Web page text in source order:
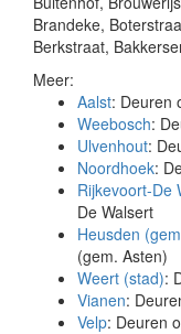
Brandeke,
Berkstraat,
Meer:
Aalst: Deuren
Weebosch:
Ulvenhout:
Noordhoek:
Rijkevoort-De
De Walsert
Heusden
(gem. Asten)
Weert (stad):
Vianen:
Velp: Deuren